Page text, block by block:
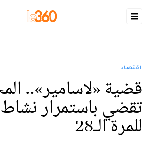
اقتصاد
قضية «لاسامير»..
تقضي باستمرار نشاط
للمرة الـ28